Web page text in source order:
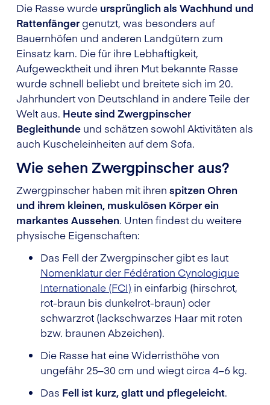
Die Rasse wurde ursprünglich als Wachhund und
Rattenfängergenutzt, was besonders auf
Bauernhöfen und anderen Landgütern zum
Einsatz kam. Die für ihre Lebhaftigkeit,
Aufgewecktheit und ihren Mut bekannte Rasse
wurde schnell beliebt und breitete sich im 20.
Jahrhundert von Deutschland in andere Teile der
Welt aus. Heute sind Zwergpinscher
Begleithunde und schätzen sowohl Aktivitäten als
auch Kuscheleinheiten auf dem Sofa.
Wie sehen Zwergpinscher aus?
Zwergpinscher haben mit ihren spitzen Ohren
und ihrem kleinen, muskulösen Körper ein
markantes Aussehen. Unten findest du weitere
physische Eigenschaften:
Das Fell der Zwergpinscher gibt es laut
Nomenklatur der Fédération Cynologique
Internationale (FCI) in einfarbig (hirschrot,
rot-braun bis dunkelrot-braun) oder
schwarzrot (lackschwarzes Haar mit roten
bzw. braunen Abzeichen).
Die Rasse hat eine Widerristhöhe von
ungefähr 25–30 cm und wiegt circa 4–6 kg.
Das Fell ist kurz, glatt und pflegeleicht.